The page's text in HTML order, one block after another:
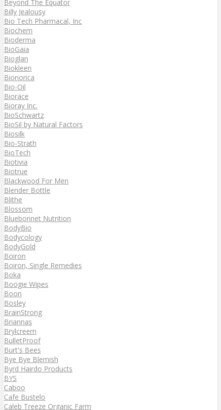
Beyond The Equator
Billy Jealousy
Bio Tech Pharmacal, Inc
Biochem
Bioderma
BioGaia
Bioglan
Biokleen
Bionorica
Bio-Oil
Biorace
Bioray Inc.
BioSchwartz
BioSil by Natural Factors
Biosilk
Bio-Strath
BioTech
Biotivia
Biotrue
Blackwood For Men
Blender Bottle
Blithe
Blossom
Bluebonnet Nutrition
BodyBio
Bodycology
BodyGold
Boiron
Boiron, Single Remedies
Boka
Boogie Wipes
Boon
Bosley
BrainStrong
Briannas
Brylcreem
BulletProof
Burt's Bees
Bye Bye Blemish
Byrd Hairdo Products
BYS
Caboo
Cafe Bustelo
Caleb Treeze Organic Farm